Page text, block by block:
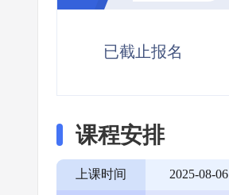
已截止报名
课程安排
上课时间 2025-08-06